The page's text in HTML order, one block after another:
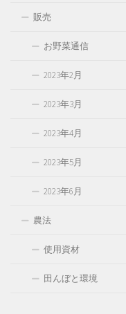
販売
お野菜通信
2023年2月
2023年3月
2023年4月
2023年5月
2023年6月
農法
使用資材
田んぼと環境